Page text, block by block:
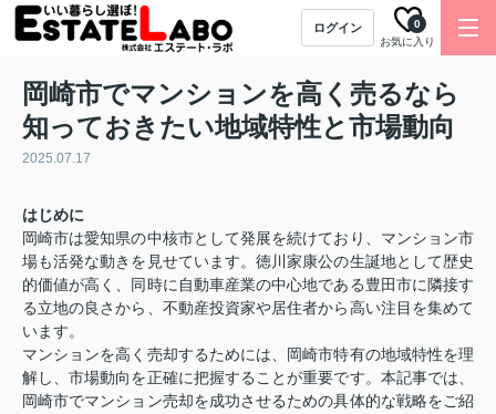
ログイン
お気に入り
0
岡崎市でマンションを高く売るなら
知っておきたい地域特性と市場動向
2025.07.17
はじめに
岡崎市は愛知県の中核市として発展を続けており、マンション市
場も活発な動きを見せています。徳川家康公の生誕地として歴史
的価値が高く、同時に自動車産業の中心地である豊田市に隣接す
る立地の良さから、不動産投資家や居住者から高い注目を集めて
います。
マンションを高く売却するためには、岡崎市特有の地域特性を理
解し、市場動向を正確に把握することが重要です。本記事では、
岡崎市でマンション売却を成功させるための具体的な戦略をご紹